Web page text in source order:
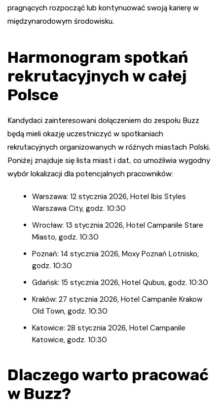
pragnących rozpocząć lub kontynuować swoją karierę w
międzynarodowym środowisku.
Harmonogram spotkań
rekrutacyjnych w całej
Polsce
Kandydaci zainteresowani dołączeniem do zespołu Buzz
będą mieli okazję uczestniczyć w spotkaniach
rekrutacyjnych organizowanych w różnych miastach Polski.
Poniżej znajduje się lista miast i dat, co umożliwia wygodny
wybór lokalizacji dla potencjalnych pracowników:
Warszawa: 12 stycznia 2026, Hotel Ibis Styles
Warszawa City, godz. 10:30
Wrocław: 13 stycznia 2026, Hotel Campanile Stare
Miasto, godz. 10:30
Poznań: 14 stycznia 2026, Moxy Poznań Lotnisko,
godz. 10:30
Gdańsk: 15 stycznia 2026, Hotel Qubus, godz. 10:30
Kraków: 27 stycznia 2026, Hotel Campanile Krakow
Old Town, godz. 10:30
Katowice: 28 stycznia 2026, Hotel Campanile
Katowice, godz. 10:30
Dlaczego warto pracować
w Buzz?